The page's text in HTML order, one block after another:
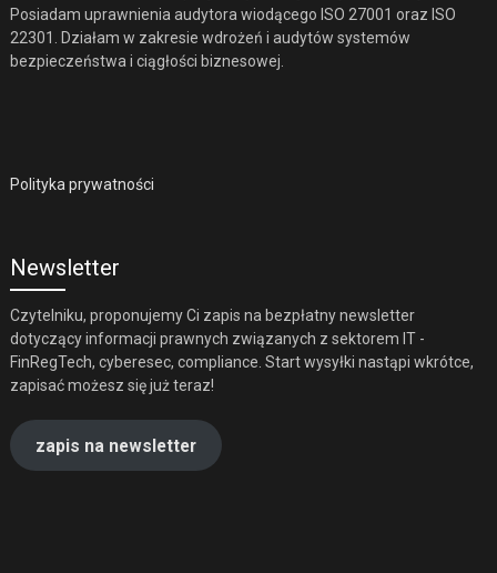
Posiadam uprawnienia audytora wiodącego ISO 27001 oraz ISO
22301. Działam w zakresie wdrożeń i audytów systemów
bezpieczeństwa i ciągłości biznesowej.
Polityka prywatności
Newsletter
Czytelniku, proponujemy Ci zapis na bezpłatny newsletter
dotyczący informacji prawnych związanych z sektorem IT -
FinRegTech, cyberesec, compliance. Start wysyłki nastąpi wkrótce,
zapisać możesz się już teraz!
zapis na newsletter